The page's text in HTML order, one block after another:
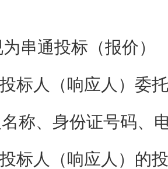
：
为串通投标（报
标人（响应人）委
名称、身份证号
标人（响应人）的